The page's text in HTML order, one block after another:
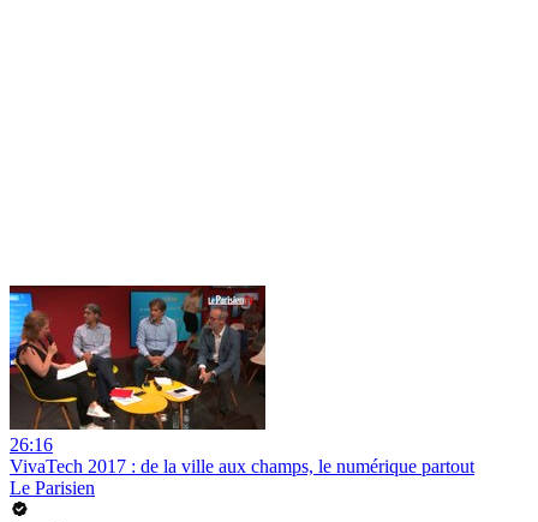
26:16
VivaTech 2017 : de la ville aux champs, le numérique partout
Le Parisien